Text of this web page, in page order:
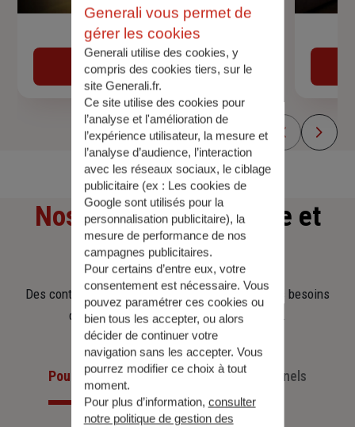
Devis assurance auto
Obtenir une estimation
Nos offresd'assurance et
d'épargne
Des contrats clairs et flexibles pour sécuriser vos besoins
d’aujourd’hui et anticiper ceux de demain.
Pour les particuliers Pour les professionnels
Generali vous permet de
gérer les cookies
Generali utilise des cookies, y
compris des cookies tiers, sur le
site Generali.fr.
Ce site utilise des cookies pour
l’analyse et l'amélioration de
l’expérience utilisateur, la mesure et
l’analyse d’audience, l’interaction
avec les réseaux sociaux, le ciblage
publicitaire (ex : Les cookies de
Google sont utilisés pour la
personnalisation publicitaire), la
mesure de performance de nos
campagnes publicitaires.
Pour certains d’entre eux, votre
consentement est nécessaire. Vous
pouvez paramétrer ces cookies ou
bien tous les accepter, ou alors
décider de continuer votre
navigation sans les accepter. Vous
pourrez modifier ce choix à tout
moment.
Pour plus d’information, consulter
notre politique de gestion des